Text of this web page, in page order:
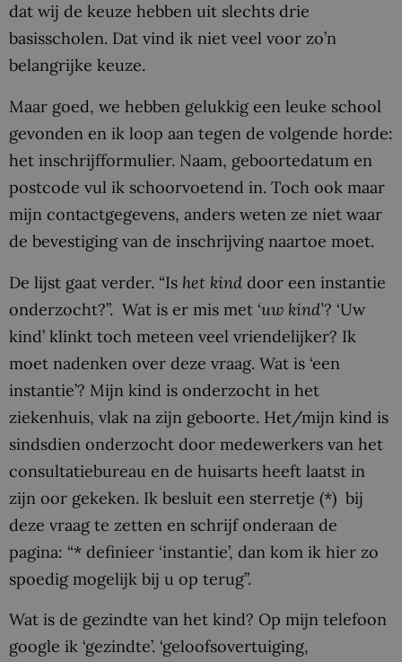
dat wij de keuze hebben uit slechts drie
basisscholen. Dat vind ik niet veel voor zo’n
belangrijke keuze.
Maar goed, we hebben gelukkig een leuke school
gevonden en ik loop aan tegen de volgende horde:
het inschrijfformulier. Naam, geboortedatum en
postcode vul ik schoorvoetend in. Toch ook maar
mijn contactgegevens, anders weten ze niet waar
de bevestiging van de inschrijving naartoe moet.
De lijst gaat verder. “Is het kind door een instantie
onderzocht?”. Wat is er mis met ‘uw kind’? ‘Uw
kind’ klinkt toch meteen veel vriendelijker? Ik
moet nadenken over deze vraag. Wat is ‘een
instantie’? Mijn kind is onderzocht in het
ziekenhuis, vlak na zijn geboorte. Het/mijn kind is
sindsdien onderzocht door medewerkers van het
consultatiebureau en de huisarts heeft laatst in
zijn oor gekeken. Ik besluit een sterretje (*) bij
deze vraag te zetten en schrijf onderaan de
pagina: “* definieer ‘instantie’, dan kom ik hier zo
spoedig mogelijk bij u op terug”.
Wat is de gezindte van het kind? Op mijn telefoon
google ik ‘gezindte’. ‘geloofsovertuiging,